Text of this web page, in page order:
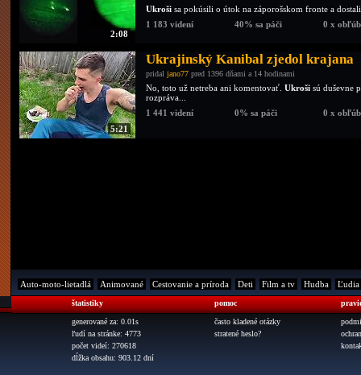
2:08
Ukroši sa pokúsili o útok na záporošskom fronte a
1 183 videní
40% sa páči 0 x
5:21
Ukrajinský Kanibal zjedol krajana
pridal jano77 pred 1396 dňami a 14 hodinami
No, toto už netreba ani komentovať. Ukroši sú duševne
rozpráva...
1 441 videní
0% sa páči 0 x
Auto-moto-lietadlá Animované Cestovanie a príroda Deti Film a tv Hudba Ľudia
štatistiky
generované za: 0.01s
ľudí na stránke: 4773
počet videí: 270618
dĺžka obsahu: 903.12 dní
pomoc
často kladené otázky
stratené heslo?